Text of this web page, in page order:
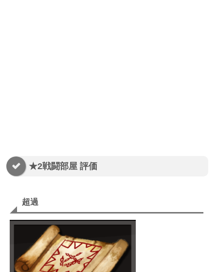
★2戦闘部屋 評価
超過